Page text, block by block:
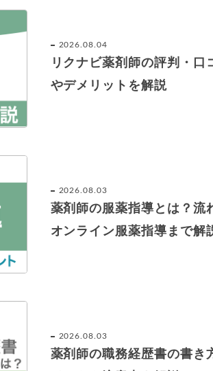
2026.08.04
リクナビ薬剤師の評判・口
やデメリットを解説
2026.08.03
薬剤師の服薬指導とは？流
オンライン服薬指導まで解
2026.08.03
薬剤師の職務経歴書の書き